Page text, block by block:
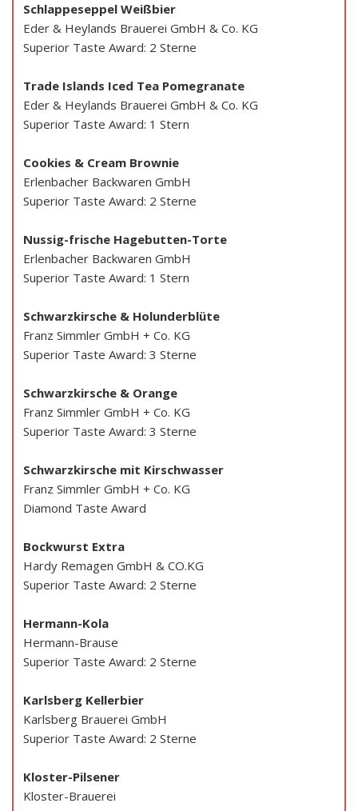
Schlappeseppel Weißbier
Eder & Heylands Brauerei GmbH & Co. KG
Superior Taste Award: 2 Sterne
Trade Islands Iced Tea Pomegranate
Eder & Heylands Brauerei GmbH & Co. KG
Superior Taste Award: 1 Stern
Cookies & Cream Brownie
Erlenbacher Backwaren GmbH
Superior Taste Award: 2 Sterne
Nussig-frische Hagebutten-Torte
Erlenbacher Backwaren GmbH
Superior Taste Award: 1 Stern
Schwarzkirsche & Holunderblüte
Franz Simmler GmbH + Co. KG
Superior Taste Award: 3 Sterne
Schwarzkirsche & Orange
Franz Simmler GmbH + Co. KG
Superior Taste Award: 3 Sterne
Schwarzkirsche mit Kirschwasser
Franz Simmler GmbH + Co. KG
Diamond Taste Award
Bockwurst Extra
Hardy Remagen GmbH & CO.KG
Superior Taste Award: 2 Sterne
Hermann-Kola
Hermann-Brause
Superior Taste Award: 2 Sterne
Karlsberg Kellerbier
Karlsberg Brauerei GmbH
Superior Taste Award: 2 Sterne
Kloster-Pilsener
Kloster-Brauerei